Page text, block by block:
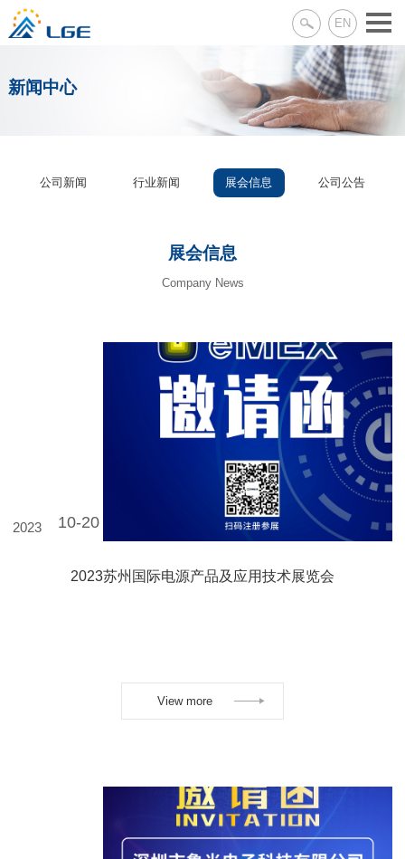
EN
新闻中心
公司新闻 行业新闻 展会信息 公司公告
展会信息
Company News
10-20
2023
2023苏州国际电源产品及应用技术展览会
View more